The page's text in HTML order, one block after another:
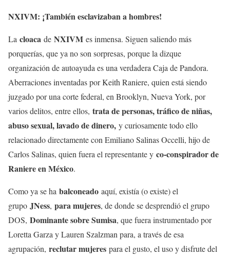
NXIVM: ¡También esclavizaban a hombres!
La cloaca de NXIVM es inmensa. Siguen saliendo más
porquerías, que ya no son sorpresas, porque la dizque
organización de autoayuda es una verdadera Caja de Pandora.
Aberraciones inventadas por Keith Raniere, quien está siendo
juzgado por una corte federal, en Brooklyn, Nueva York, por
varios delitos, entre ellos, trata de personas, tráfico de niñas,
abuso sexual, lavado de dinero, y curiosamente todo ello
relacionado directamente con Emiliano Salinas Occelli, hijo de
Carlos Salinas, quien fuera el representante y co-conspirador de
Raniere en México.
Como ya se ha balconeado aquí, existía (o existe) el
grupo JNess, para mujeres, de donde se desprendió el grupo
DOS, Dominante sobre Sumisa, que fuera instrumentado por
Loretta Garza y Lauren Szalzman para, a través de esa
agrupación, reclutar mujeres para el gusto, el uso y disfrute del